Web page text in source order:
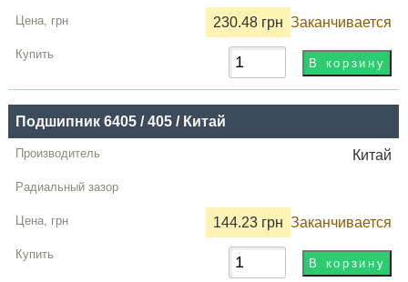
230.48 грн Заканчивается
Подшипник 6405 / 405 / Китай
Китай
144.23 грн Заканчивается